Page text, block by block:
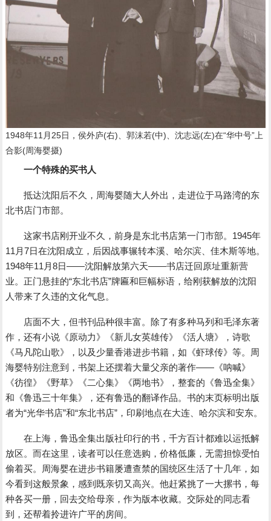
1948年11月25日，侯外庐(右)、郭沫若(中)、沈志远(左)在“华中号”上
合影(周海婴摄)
一个特殊的买书人
抵达沈阳后不久，周海婴随大人外出，走进位于马路湾的东
北书店门市部。
这家书店刚开业不久，前身是东北书店第一门市部。1945年
11月7日在沈阳成立，后因战事辗转本溪、哈尔滨、佳木斯等地。
1948年11月8日――沈阳解放第六天――书店迁回原址重新营
业。正门悬挂的“东北书店”牌匾和巨幅标语，给刚获解放的沈阳
人带来了久违的文化气息。
店面不大，但书刊品种很丰富。除了有多种马列和毛泽东著
作，还有小说《原动力》《新儿女英雄传》《活人塘》，诗歌
《马凡陀山歌》，以及少量香港进步书籍，如《虾球传》等。周
海婴特别注意到，书架上还摆着大量父亲的著作――《呐喊》
《彷徨》《野草》《二心集》《两地书》，整套的《鲁迅全集》
和《鲁迅三十年集》，还有鲁迅的翻译作品。书的末页标明出版
者为“光华书店”和“东北书店”，印刷地点在大连、哈尔滨和安东。
在上海，鲁迅全集出版社印行的书，千方百计都难以运抵解
放区。而在这里，读者可以任意选购，价格低廉，无需担惊受怕
偷着买。周海婴在进步书籍屡遭查禁的国统区生活了十几年，如
今看到这般景象，感到既亲切又高兴。他赶紧挑了一大摞书，每
种各买一册，回去交给母亲，作为版本收藏。交际处的同志看
到，还帮着拎进许广平的房间。